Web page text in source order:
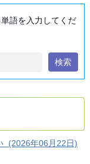
語を入力してくだ
検索
(2026年06月22日)